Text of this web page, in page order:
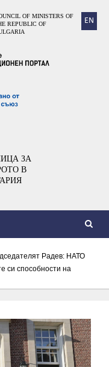
EN
OF MINISTERS OF
REPUBLIC OF
ЗА
В
Радев: НАТО
си способности на